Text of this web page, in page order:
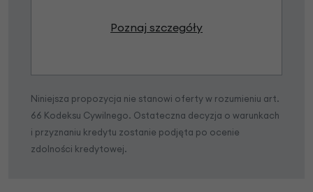
Poznaj szczegóły
Niniejsza propozycja nie stanowi oferty w rozumieniu art.
66 Kodeksu Cywilnego. Ostateczna decyzja o warunkach
i przyznaniu kredytu zostanie podjęta po ocenie
zdolności kredytowej.